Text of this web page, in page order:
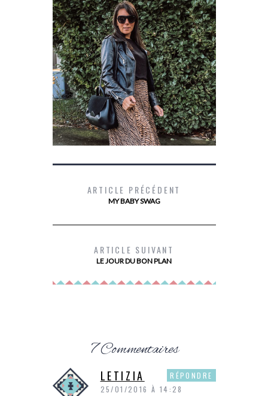
MES BOTTINES SCHOLL
ARTICLE PRÉCÉDENT
MY BABY SWAG
ARTICLE SUIVANT
LE JOUR DU BON PLAN
7 Commentaires
LETIZIA
25/01/2016 À 14:28
RÉPONDRE